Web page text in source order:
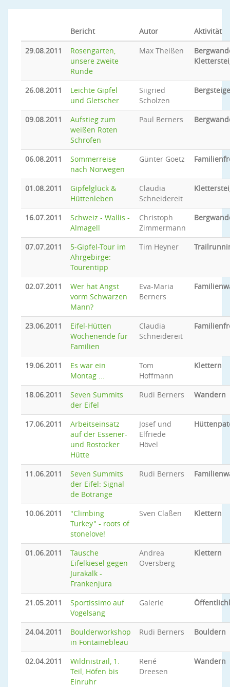
Bericht Autor
Aktivität
29.08.2011
Rosengarten,
unsere zweite
Runde
Max Theißen
26.08.2011
Leichte Gipfel
und Gletscher
Siigried
Scholzen
09.08.2011
Aufstieg zum
weißen Roten
Schrofen
Paul Berners
06.08.2011
Sommerreise
nach Norwegen
Günter Goetz
01.08.2011
Gipfelglück &
Hüttenleben
Claudia
Schneidereit
16.07.2011
Schweiz - Wallis -
Almagell
Christoph
Zimmermann
07.07.2011
5-Gipfel-Tour im
Ahrgebirge:
Tourentipp
Tim Heyner
02.07.2011
Wer hat Angst
vorm Schwarzen
Mann?
Eva-Maria
Berners
23.06.2011
Eifel-Hütten
Wochenende für
Familien
Claudia
Schneidereit
19.06.2011
Es war ein
Montag ...
Tom
Hoffmann
Klettern
18.06.2011
Seven Summits
der Eifel
Rudi Berners Wandern
17.06.2011
Arbeitseinsatz
auf der Essener-
und Rostocker
Hütte
Josef und
Elfriede
Hövel
11.06.2011
Seven Summits
der Eifel: Signal
de Botrange
Rudi Berners
10.06.2011
"Climbing
Turkey" - roots of
stonelove!
Sven Claßen Klettern
01.06.2011
Tausche
Eifelkiesel gegen
Jurakalk -
Frankenjura
Andrea
Oversberg
Klettern
21.05.2011
Sportissimo auf
Vogelsang
Galerie
24.04.2011
Boulderworkshop
in Fontainebleau
Rudi Berners Bouldern
02.04.2011
Wildnistrail, 1.
Teil, Höfen bis
Einruhr
René
Dreesen
Wandern